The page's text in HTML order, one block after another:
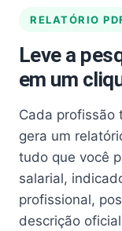
RELATÓRIO
Leve a
em um
Cada profissão
gera um
tudo que você
salarial,
profissional,
descrição